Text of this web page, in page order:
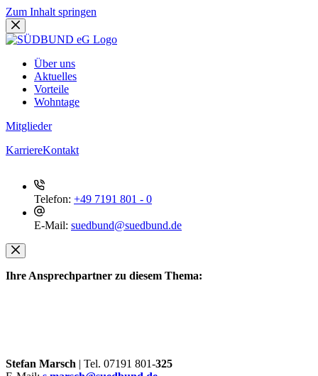
Zum Inhalt springen
Über uns
Aktuelles
Vorteile
Wohntage
Mitglieder
KarriereKontakt
Telefon: +49 7191 801 - 0
E-Mail: suedbund@suedbund.de
Ihre Ansprechpartner zu diesem Thema:
Stefan Marsch | Tel. 07191 801-325